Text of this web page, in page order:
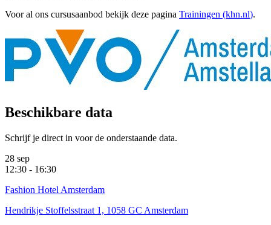
Voor al ons cursusaanbod bekijk deze pagina Trainingen (khn.nl).
Beschikbare data
Schrijf je direct in voor de onderstaande data.
28 sep
12:30 - 16:30
Fashion Hotel Amsterdam
Hendrikje Stoffelsstraat 1, 1058 GC Amsterdam